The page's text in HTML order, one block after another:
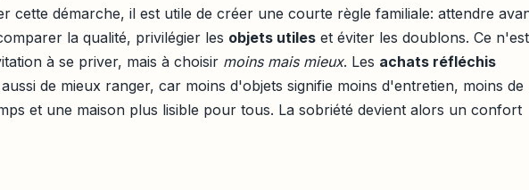
cette démarche, il est utile de créer une courte règle familiale: attendre
la qualité, privilégier les objets utiles et éviter les doublons. Ce n'est
à se priver, mais à choisir moins mais mieux. Les achats réfléchis
de mieux ranger, car moins d'objets signifie moins d'entretien, moins de
et une maison plus lisible pour tous. La sobriété devient alors un confort